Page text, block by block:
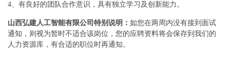
4、有良好的团队合作意识，具有独立学习及创新能力。
山西弘建人工智能有限公司特别说明： 如您在两周内没有接到面试
通知，则视为暂时不适合该岗位，您的应聘资料将会保存到我们的
人力资源库，有合适的职位时再通知。